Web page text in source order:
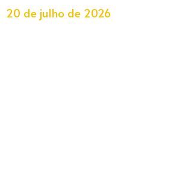
20 de julho de 2026